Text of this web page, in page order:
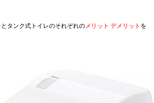
タンク式トイレのそれぞれのメリット デメリット を